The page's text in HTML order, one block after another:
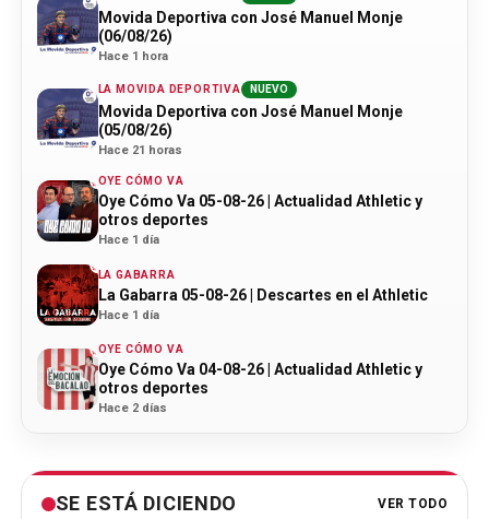
Movida Deportiva con José Manuel Monje
(06/08/26)
Hace 1 hora
LA MOVIDA DEPORTIVA NUEVO
Movida Deportiva con José Manuel Monje
(05/08/26)
Hace 21 horas
OYE CÓMO VA
Oye Cómo Va 05-08-26 | Actualidad Athletic y
otros deportes
Hace 1 día
LA GABARRA
La Gabarra 05-08-26 | Descartes en el Athletic
Hace 1 día
OYE CÓMO VA
Oye Cómo Va 04-08-26 | Actualidad Athletic y
otros deportes
Hace 2 días
SE ESTÁ DICIENDO VER TODO